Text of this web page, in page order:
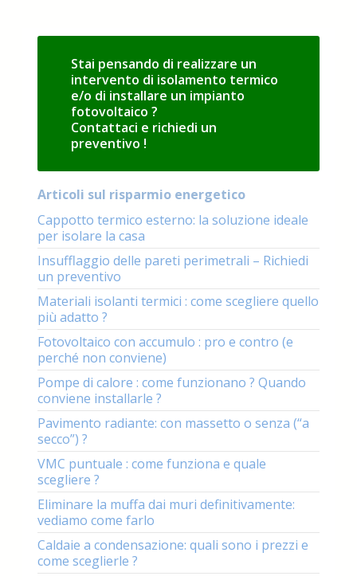
conviene
Stai pensando di realizzare un
intervento di isolamento termico
e/o di installare un impianto
fotovoltaico ?
Contattaci e richiedi un
preventivo !
Articoli sul risparmio energetico
Cappotto termico esterno: la soluzione ideale
per isolare la casa
Insufflaggio delle pareti perimetrali – Richiedi
un preventivo
Materiali isolanti termici : come scegliere quello
più adatto ?
Fotovoltaico con accumulo : pro e contro (e
perché non conviene)
Pompe di calore : come funzionano ? Quando
conviene installarle ?
Pavimento radiante: con massetto o senza (“a
secco”) ?
VMC puntuale : come funziona e quale
scegliere ?
Eliminare la muffa dai muri definitivamente:
vediamo come farlo
Caldaie a condensazione: quali sono i prezzi e
come sceglierle ?